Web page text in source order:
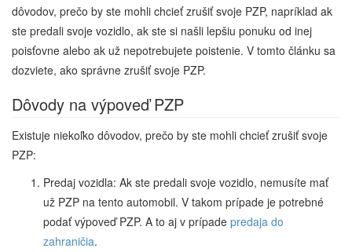
dôvodov, prečo by ste mohli chcieť zrušiť svoje PZP, napríklad ak
ste predali svoje vozidlo, ak ste si našli lepšiu ponuku od inej
poisťovne alebo ak už nepotrebujete poistenie. V tomto článku sa
dozviete, ako správne zrušiť svoje PZP.
Dôvody na výpoveď PZP
Existuje niekoľko dôvodov, prečo by ste mohli chcieť zrušiť svoje
PZP:
Predaj vozidla: Ak ste predali svoje vozidlo, nemusíte mať
už PZP na tento automobil. V takom prípade je potrebné
podať výpoveď PZP. A to aj v prípade predaja do
zahraničia.